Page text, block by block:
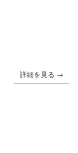
詳細を見る →